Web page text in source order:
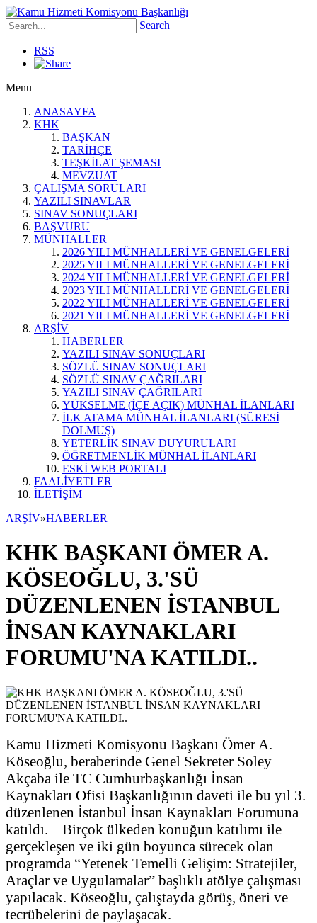
Search
RSS
Menu
ANASAYFA
KHK
BAŞKAN
TARİHÇE
TEŞKİLAT ŞEMASI
MEVZUAT
ÇALIŞMA SORULARI
YAZILI SINAVLAR
SINAV SONUÇLARI
BAŞVURU
MÜNHALLER
2026 YILI MÜNHALLERİ VE GENELGELERİ
2025 YILI MÜNHALLERİ VE GENELGELERİ
2024 YILI MÜNHALLERİ VE GENELGELERİ
2023 YILI MÜNHALLERİ VE GENELGELERİ
2022 YILI MÜNHALLERİ VE GENELGELERİ
2021 YILI MÜNHALLERİ VE GENELGELERİ
ARŞİV
HABERLER
YAZILI SINAV SONUÇLARI
SÖZLÜ SINAV SONUÇLARI
SÖZLÜ SINAV ÇAĞRILARI
YAZILI SINAV ÇAĞRILARI
YÜKSELME (İÇE AÇIK) MÜNHAL İLANLARI
İLK ATAMA MÜNHAL İLANLARI (SÜRESİ
DOLMUŞ)
YETERLİK SINAV DUYURULARI
ÖĞRETMENLİK MÜNHAL İLANLARI
ESKİ WEB PORTALI
FAALİYETLER
İLETİŞİM
ARŞİV»HABERLER
KHK BAŞKANI ÖMER A.
KÖSEOĞLU, 3.'SÜ
DÜZENLENEN İSTANBUL
İNSAN KAYNAKLARI
FORUMU'NA KATILDI..
Kamu Hizmeti Komisyonu Başkanı Ömer A.
Köseoğlu, beraberinde Genel Sekreter Soley
Akçaba ile TC Cumhurbaşkanlığı İnsan
Kaynakları Ofisi Başkanlığının daveti ile bu yıl 3.
düzenlenen İstanbul İnsan Kaynakları Forumuna
katıldı. Birçok ülkeden konuğun katılımı ile
gerçekleşen ve iki gün boyunca sürecek olan
programda “Yetenek Temelli Gelişim: Stratejiler,
Araçlar ve Uygulamalar” başlıklı atölye çalışması
yapılacak. Köseoğlu, çalıştayda görüş, öneri ve
tecrübelerini de paylaşacak.